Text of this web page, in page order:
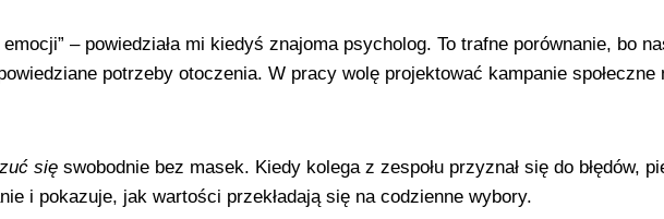
– powiedziała mi kiedyś znajoma psycholog. To trafne porównanie, bo
potrzeby otoczenia. W pracy wolę projektować kampanie
się swobodnie bez masek. Kiedy kolega z zespołu przyznał się do błędów,
i pokazuje, jak wartości przekładają się na codzienne wybory.